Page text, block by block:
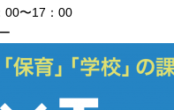
00〜17：00